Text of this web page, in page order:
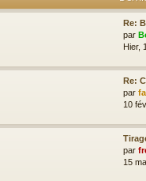
Re:
par
Hier,
Re:
par
10
par
15